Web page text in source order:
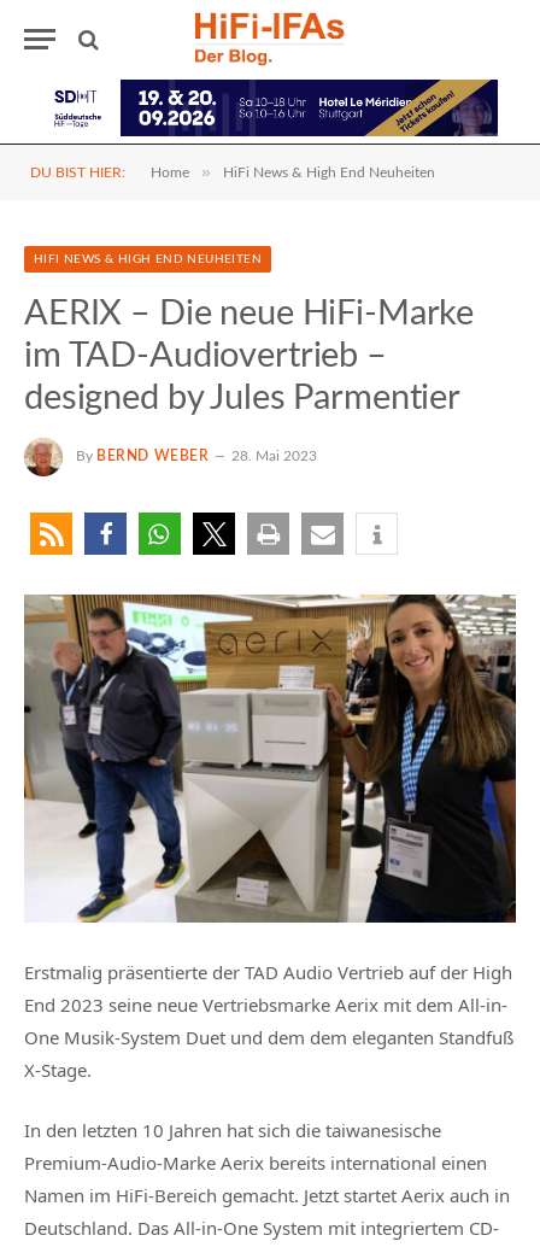
DU BIST HIER: Home » HiFi News & High End Neuheiten
HIFI NEWS & HIGH END NEUHEITEN
AERIX – Die neue HiFi-Marke
im TAD-Audiovertrieb –
designed by Jules Parmentier
By BERND WEBER 28. Mai 2023
Erstmalig präsentierte der TAD Audio Vertrieb auf der High
End 2023 seine neue Vertriebsmarke Aerix mit dem All-in-
One Musik-System Duet und dem dem eleganten Standfuß
X-Stage.
In den letzten 10 Jahren hat sich die taiwanesische
Premium-Audio-Marke Aerix bereits international einen
Namen im HiFi-Bereich gemacht. Jetzt startet Aerix auch in
Deutschland. Das All-in-One System mit integriertem CD-